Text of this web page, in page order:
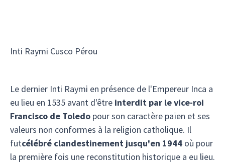
Inti Raymi Cusco Pérou
Le dernier Inti Raymi en présence de l'Empereur Inca a
eu lieu en 1535 avant d'être interdit par le vice-roi
Francisco de Toledo pour son caractère païen et ses
valeurs non conformes à la religion catholique. Il
futcélébré clandestinement jusqu'en 1944 où pour
la première fois une reconstitution historique a eu lieu.